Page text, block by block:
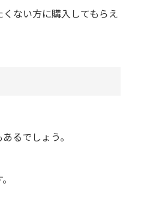
ない方に購入してもらえ
るでしょう。